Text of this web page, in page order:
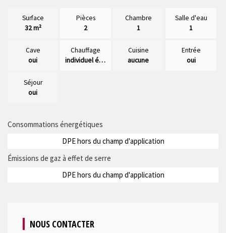
Surface
32 m²
Pièces
2
Chambre
1
Salle d'eau
1
Cave
oui
Chauffage
individuel électrique
Cuisine
aucune
Entrée
oui
Séjour
oui
Consommations énergétiques
DPE hors du champ d'application
Émissions de gaz à effet de serre
DPE hors du champ d'application
NOUS CONTACTER